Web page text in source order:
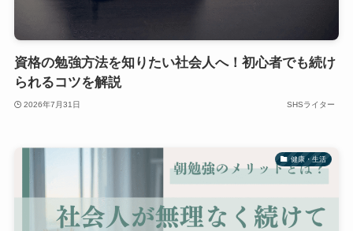
資格の勉強方法を知りたい社会人へ！初心者でも続け
られるコツを解説
2026年7月31日 SHSライター
健康・生活